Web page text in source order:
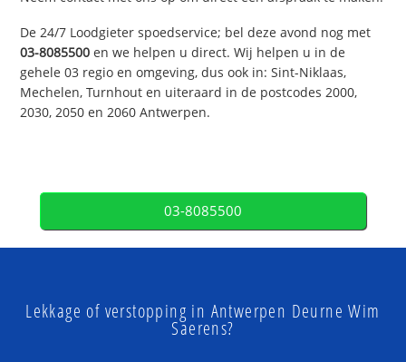
De 24/7 Loodgieter spoedservice; bel deze avond nog met
03-8085500 en we helpen u direct. Wij helpen u in de
gehele 03 regio en omgeving, dus ook in: Sint-Niklaas,
Mechelen, Turnhout en uiteraard in de postcodes 2000,
2030, 2050 en 2060 Antwerpen.
03-8085500
Lekkage of verstopping in Antwerpen Deurne Wim
Saerens?